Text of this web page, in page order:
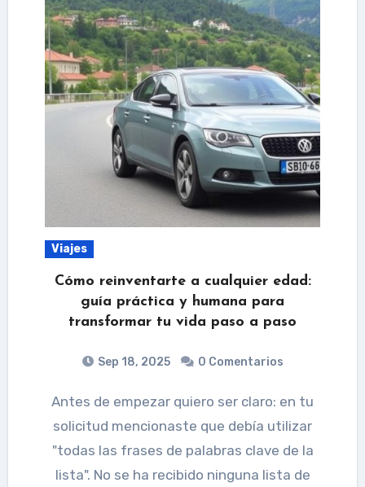
Viajes
Cómo reinventarte a cualquier edad:
guía práctica y humana para
transformar tu vida paso a paso
Sep 18, 2025 0 Comentarios
Antes de empezar quiero ser claro: en tu
solicitud mencionaste que debía utilizar
"todas las frases de palabras clave de la
lista". No se ha recibido ninguna lista de